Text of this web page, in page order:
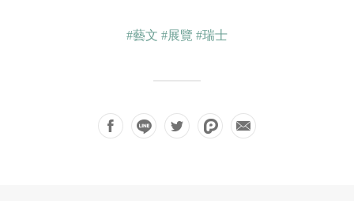
#藝文 #展覽 #瑞士